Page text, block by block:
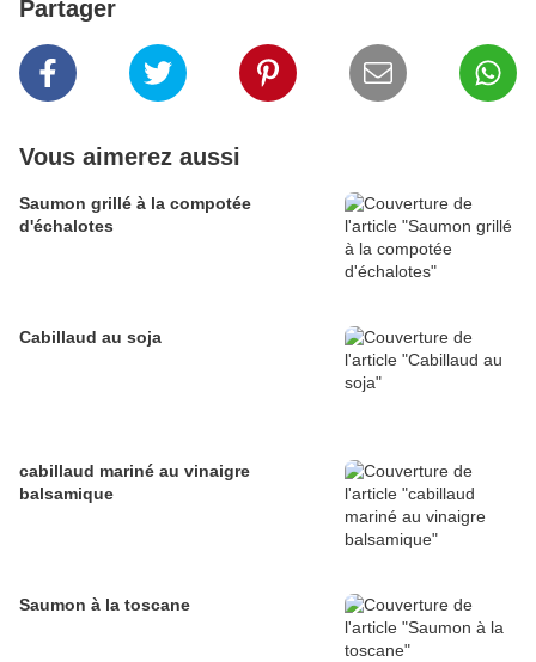
Partager
Vous aimerez aussi
Saumon grillé à la compotée
d'échalotes
Cabillaud au soja
cabillaud mariné au vinaigre
balsamique
Saumon à la toscane